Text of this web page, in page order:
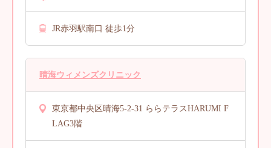
JR赤羽駅南口 徒歩1分
晴海ウィメンズクリニック
東京都中央区晴海5-2-31 ららテラスHARUMI F
LAG3階